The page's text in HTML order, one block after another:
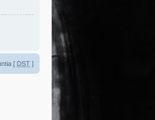
[ DST ]